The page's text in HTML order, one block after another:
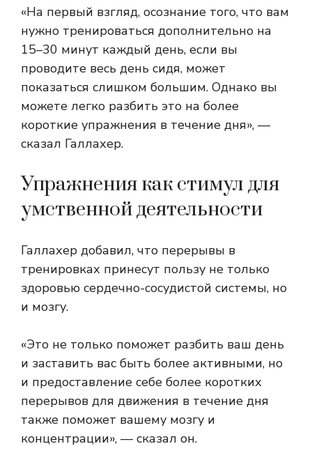
«На первый взгляд, осознание того, что вам
нужно тренироваться дополнительно на
15–30 минут каждый день, если вы
проводите весь день сидя, может
показаться слишком большим. Однако вы
можете легко разбить это на более
короткие упражнения в течение дня», —
сказал Галлахер.
Упражнения как стимул для
умственной деятельности
Галлахер добавил, что перерывы в
тренировках принесут пользу не только
здоровью сердечно-сосудистой системы, но
и мозгу.
«Это не только поможет разбить ваш день
и заставить вас быть более активными, но
и предоставление себе более коротких
перерывов для движения в течение дня
также поможет вашему мозгу и
концентрации», — сказал он.